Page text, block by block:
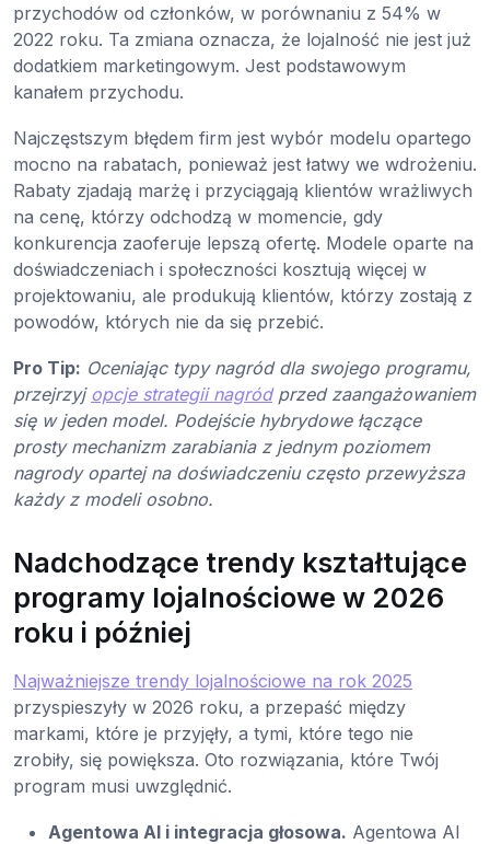
przychodów od członków, w porównaniu z 54% w
2022 roku. Ta zmiana oznacza, że lojalność nie jest już
dodatkiem marketingowym. Jest podstawowym
kanałem przychodu.
Najczęstszym błędem firm jest wybór modelu opartego
mocno na rabatach, ponieważ jest łatwy we wdrożeniu.
Rabaty zjadają marżę i przyciągają klientów wrażliwych
na cenę, którzy odchodzą w momencie, gdy
konkurencja zaoferuje lepszą ofertę. Modele oparte na
doświadczeniach i społeczności kosztują więcej w
projektowaniu, ale produkują klientów, którzy zostają z
powodów, których nie da się przebić.
Pro Tip: Oceniając typy nagród dla swojego programu,
przejrzyj opcje strategii nagródprzed zaangażowaniem
się w jeden model. Podejście hybrydowe łączące
prosty mechanizm zarabiania z jednym poziomem
nagrody opartej na doświadczeniu często przewyższa
każdy z modeli osobno.
Nadchodzące trendy kształtujące
programy lojalnościowe w 2026
roku i później
Najważniejsze trendy lojalnościowe na rok 2025
przyspieszyły w 2026 roku, a przepaść między
markami, które je przyjęły, a tymi, które tego nie
zrobiły, się powiększa. Oto rozwiązania, które Twój
program musi uwzględnić.
Agentowa AI i integracja głosowa. Agentowa AI